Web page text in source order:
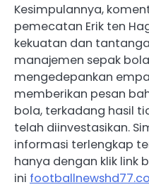
​Kesimpulannya,
pemecatan Erik ten
kekuatan dan
manajemen sepak
mengedepankan
memberikan pesan
bola, terkadang hasil
telah diinvestasikan.
informasi terlengkap
hanya dengan klik link
ini